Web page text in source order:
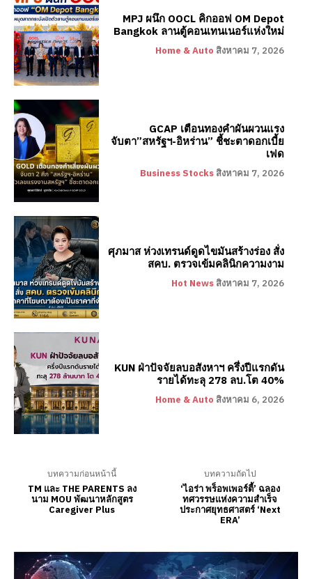
MPJ ผนึก OOCL คิกออฟ OM Depot
Bangkok ลานตู้คอนเทนเนอร์แห่งใหม่
Home & Auto สิงหาคม 7, 2026
GCAP เตือนทองคำผันผวนแรง
จับตา”สหรัฐฯ-อิหร่าน” ชี้ชะตาดอกเบี้ย
เฟด
Business Stocks สิงหาคม 7, 2026
ศุภมาส ห่วงเทรนด์ดูดไขมันสร้างร่อง สั่ง
สคบ. ตรวจเข้มคลินิกความงาม
Hot News สิงหาคม 7, 2026
KUN ฝ่าปัจจัยลบอสังหาฯ ครึ่งปีแรกดัน
รายได้ทะลุ 278 ลบ.โต 40%
Home & Auto สิงหาคม 6, 2026
บทความก่อนหน้านี้
TM และ THE PARENTS ลง
นาม MOU พัฒนาหลักสูตร
Caregiver Plus
บทความถัดไป
‘ไอร่า พร็อพเพอร์ตี้’ ฉลอง
ทศวรรษแห่งความสำเร็จ
ประกาศยุทธศาสตร์ ‘Next
ERA’